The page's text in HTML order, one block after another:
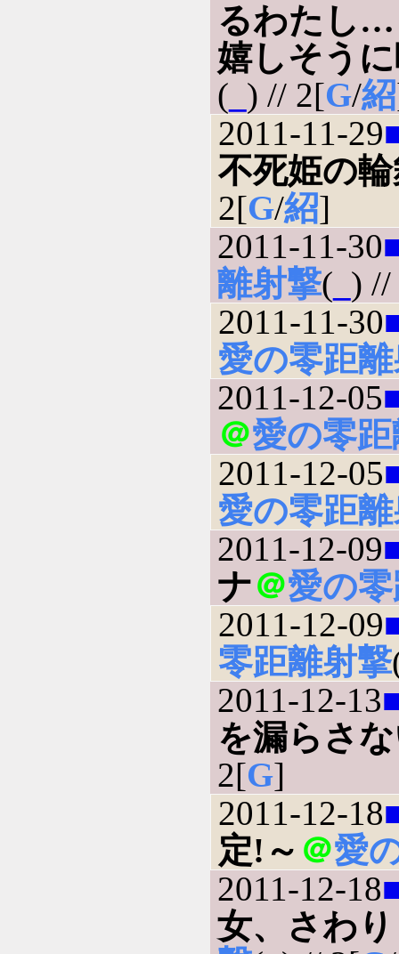
るわたし…
嬉しそう
( ) // 2[G/紹
2011-11-29
不死姫の
2[G/紹]
2011-11-30
離射撃( )
2011-11-30
愛の零距
2011-12-05
＠愛の零
2011-12-05
愛の零距
2011-12-09
ナ＠愛の
2011-12-09
零距離射撃
2011-12-13
を漏らさ
2[G]
2011-12-18
定!～ ＠愛
2011-12-18
女、さわ